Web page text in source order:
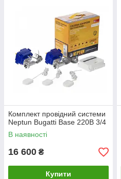
Комплект провідний системи
Neptun Bugatti Base 220B 3/4
В наявності
16 600 ₴
Купити